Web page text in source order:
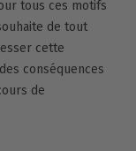
tous ces motifs
de tout
cette
conséquences
de